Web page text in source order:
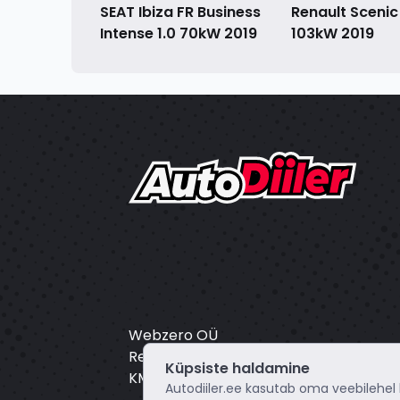
SEAT Ibiza FR Business
Intense 1.0 70kW 2019
Renault Scenic
103kW 2019
Webzero OÜ
Registrikood: 16804172
KMKR: EE102649495
Küpsiste haldamine
Autodiiler.ee kasutab oma